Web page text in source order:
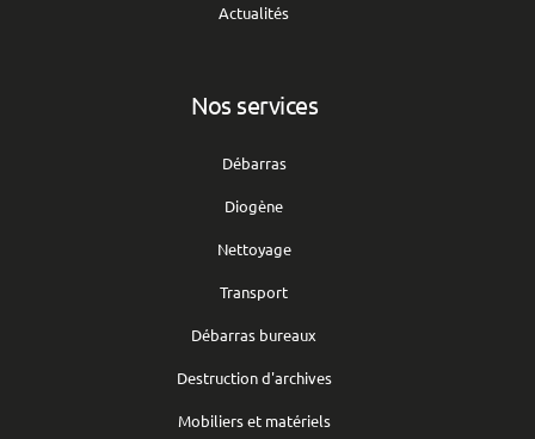
Actualités
Nos services
Débarras
Diogène
Nettoyage
Transport
Débarras bureaux
Destruction d'archives
Mobiliers et matériels